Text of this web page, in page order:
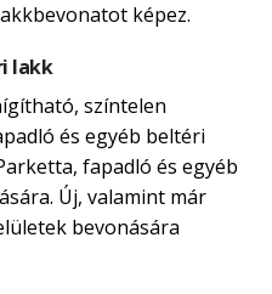
képez.
lakk
színtelen
és egyéb beltéri
fapadló és egyéb
Új, valamint már
bevonására